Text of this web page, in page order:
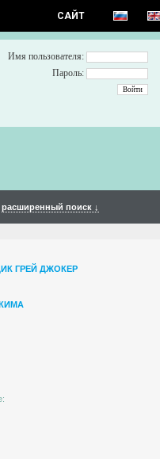
САЙТ
Имя пользователя:
Пароль:
расширенный поиск ↓
ГРЕЙ ДЖОКЕР